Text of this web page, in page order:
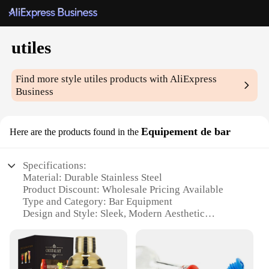
utiles
Find more styleutiles products with AliExpress
Business
Here are the products found in the Equipement de bar
Specifications:
Material: Durable Stainless Steel
Product Discount: Wholesale Pricing Available
Type and Category: Bar Equipment
Design and Style: Sleek, Modern Aesthetic
Serving
Typical Adaptive Scenario: Commercial and Home
Bars